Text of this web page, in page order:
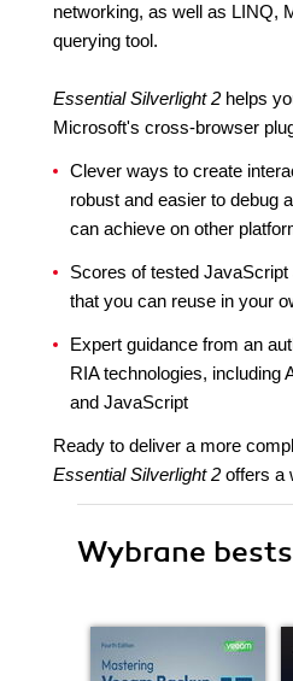
networking, as well as LINQ,
querying tool.
Essential Silverlight 2 helps
Microsoft's cross-browser
Clever ways to create
robust and easier to debug
can achieve on other
Scores of tested
that you can reuse in your
Expert guidance from an
RIA technologies, including
and JavaScript
Ready to deliver a more
Essential Silverlight 2 offers a
Wybrane